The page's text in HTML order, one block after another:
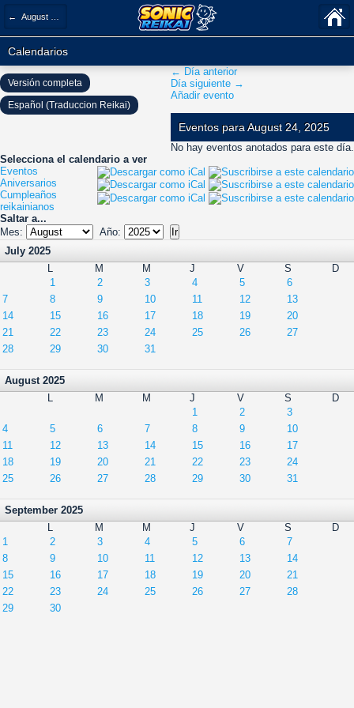
← August 2025
Calendarios
← Día anterior
Día siguiente →
Añadir evento
Eventos para August 24, 2025
No hay eventos anotados para este día.
Selecciona el calendario a ver
Eventos
Aniversarios
Cumpleaños
reikainianos
Saltar a...
Mes:
Año:
July 2025
L
M M J V S
D
1
2 3 4 5
6
7
8 9 10 11 12
13
14
15 16 17 18 19
20
21
22 23 24 25 26
27
28
29 30 31
August 2025
L
M M J V S
D
1
2
3
4
5 6 7 8 9
10
11
12 13 14 15 16
17
18
19 20 21 22 23
24
25
26 27 28 29 30 31
September 2025
L
M M J V S
D
1
2 3 4 5 6
7
8
9 10 11 12 13
14
15
16 17 18 19 20
21
22
23 24 25 26 27
28
29
30
Versión completa
Español (Traduccion Reikai)